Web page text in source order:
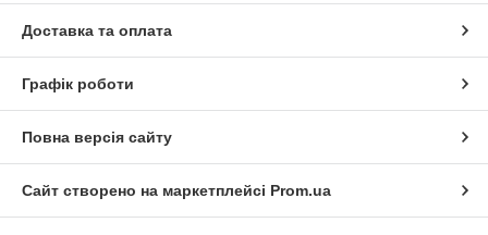
Доставка та оплата
Графік роботи
Повна версія сайту
Сайт створено на маркетплейсі Prom.ua